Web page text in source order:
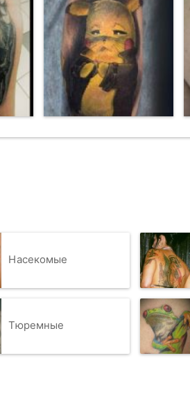
Насекомые
Тюремные